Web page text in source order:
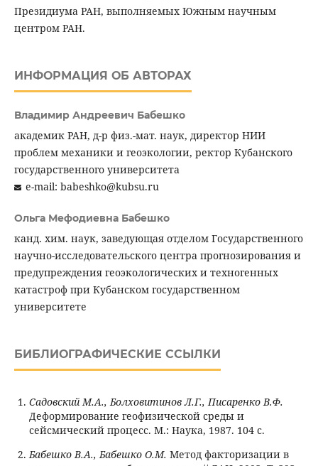
Президиума РАН, выполняемых Южным научным
центром РАН.
ИНФОРМАЦИЯ ОБ АВТОРАХ
Владимир Андреевич Бабешко
академик РАН, д-р физ.-мат. наук, директор НИИ
проблем механики и геоэкологии, ректор Кубанского
государственного университета
e-mail: babeshko@kubsu.ru
Ольга Мефодиевна Бабешко
канд. хим. наук, заведующая отделом Государственного
научно-исследовательского центра прогнозирования и
предупреждения геоэкологических и техногенных
катастроф при Кубанском государственном
университете
БИБЛИОГРАФИЧЕСКИЕ ССЫЛКИ
Садовский М.А., Болховитинов Л.Г., Писаренко В.Ф.
Деформирование геофизической среды и
сейсмический процесс. М.: Наука, 1987. 104 с.
Бабешко В.А., Бабешко О.М. Метод факторизации в